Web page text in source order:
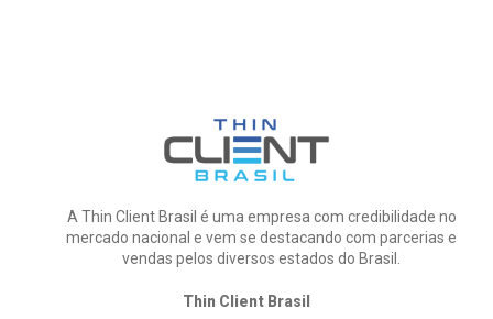
A Thin Client Brasil é uma empresa com credibilidade no
mercado nacional e vem se destacando com parcerias e
vendas pelos diversos estados do Brasil.
Thin Client Brasil